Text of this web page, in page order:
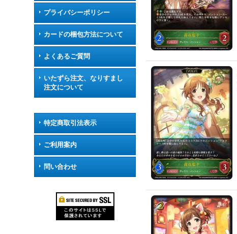
プライバシーポリシー
カードの梱包方法について
よくあるご質問
いたずら注文、なりすまし
注文について
特定商取引法表示
ご利用案内
問い合わせ